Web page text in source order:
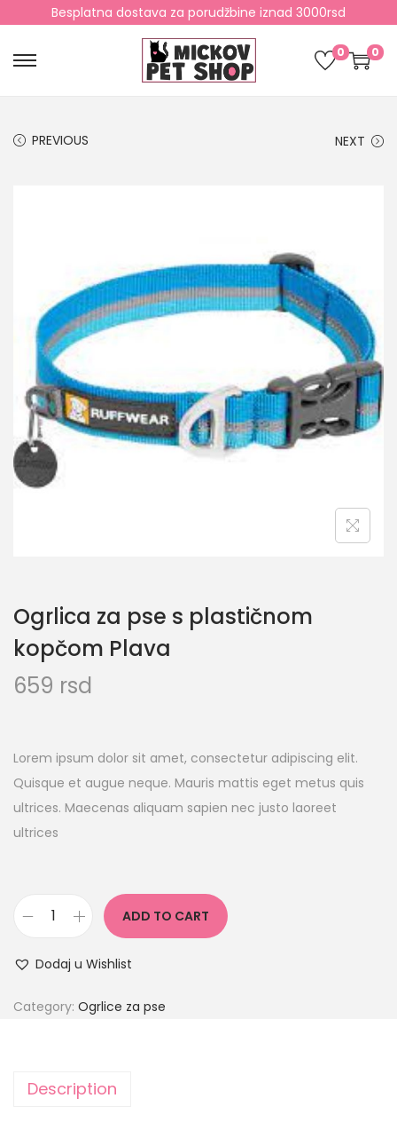
Besplatna dostava za porudžbine iznad 3000rsd
0 0
PREVIOUS NEXT
Ogrlica za pse s plastičnom
kopčom Plava
659 rsd
Lorem ipsum dolor sit amet, consectetur adipiscing elit.
Quisque et augue neque. Mauris mattis eget metus quis
ultrices. Maecenas aliquam sapien nec justo laoreet
ultrices
ADD TO CART
Dodaj u Wishlist
Category: Ogrlice za pse
Description